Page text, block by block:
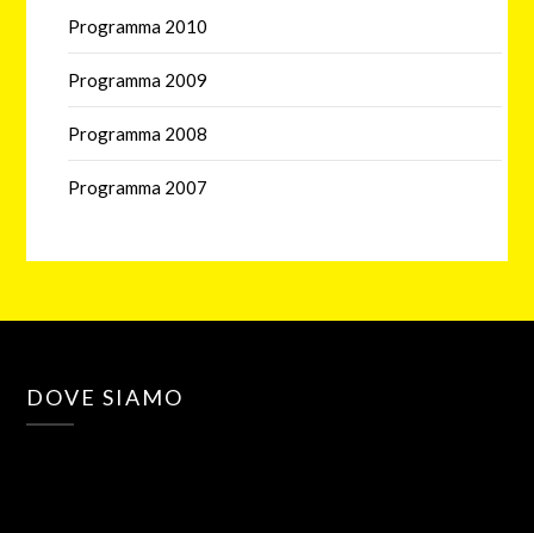
Programma 2010
Programma 2009
Programma 2008
Programma 2007
DOVE SIAMO